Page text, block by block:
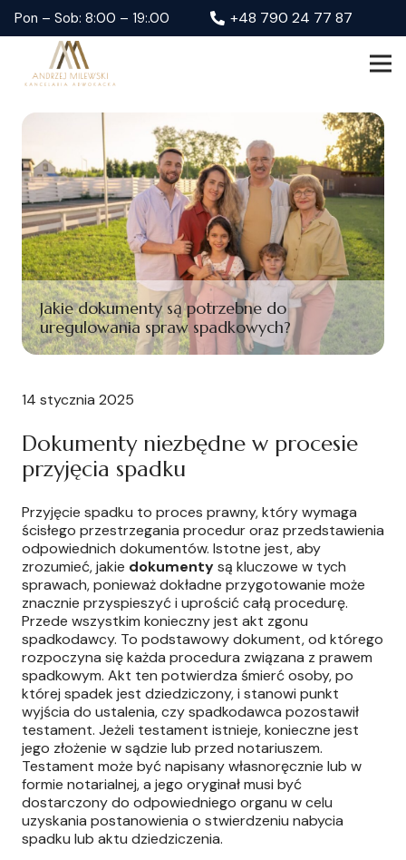
Pon – Sob: 8:00 – 19:.00 +48 790 24 77 87
Jakie dokumenty są potrzebne do
uregulowania spraw spadkowych?
14 stycznia 2025
Dokumenty niezbędne w procesie
przyjęcia spadku
Przyjęcie spadku to proces prawny, który wymaga
ścisłego przestrzegania procedur oraz przedstawienia
odpowiednich dokumentów. Istotne jest, aby
zrozumieć, jakie dokumentysą kluczowe w tych
sprawach, ponieważ dokładne przygotowanie może
znacznie przyspieszyć i uprościć całą procedurę.
Przede wszystkim konieczny jest akt zgonu
spadkodawcy. To podstawowy dokument, od którego
rozpoczyna się każda procedura związana z prawem
spadkowym. Akt ten potwierdza śmierć osoby, po
której spadek jest dziedziczony, i stanowi punkt
wyjścia do ustalenia, czy spadkodawca pozostawił
testament. Jeżeli testament istnieje, konieczne jest
jego złożenie w sądzie lub przed notariuszem.
Testament może być napisany własnoręcznie lub w
formie notarialnej, a jego oryginał musi być
dostarczony do odpowiedniego organu w celu
uzyskania postanowienia o stwierdzeniu nabycia
spadku lub aktu dziedziczenia.